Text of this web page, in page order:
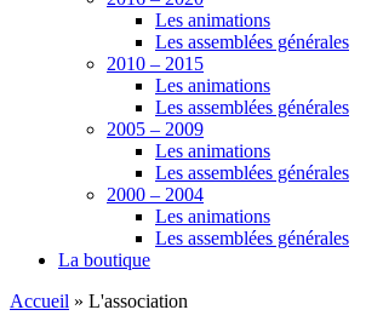
Les animations
Les assemblées générales
2010 – 2015
Les animations
Les assemblées générales
2005 – 2009
Les animations
Les assemblées générales
2000 – 2004
Les animations
Les assemblées générales
La boutique
Accueil » L'association